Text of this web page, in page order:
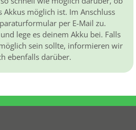
Akkus möglich ist. Im Anschluss
per E-Mail zu.
lege es deinem Akku bei. Falls
sein sollte, informieren wir
ebenfalls darüber.